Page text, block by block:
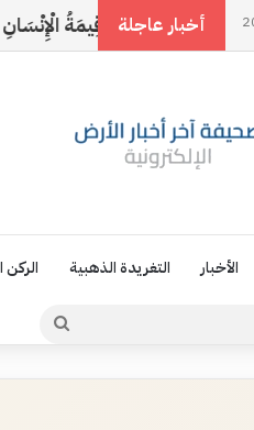
أخبار عاجلة
مَا قِيمَةُ الْإِنْسَانِ إِلَّا مَوْقِفٌ
الأخبار التغريدة الذهبية الركن
بحث